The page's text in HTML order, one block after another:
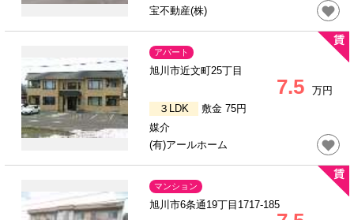
宝不動産(株)
アパート
旭川市近文町25丁目
7.5
万円
３LDK
敷金 75円
媒介
(有)アールホーム
マンション
旭川市6条通19丁目1717-185